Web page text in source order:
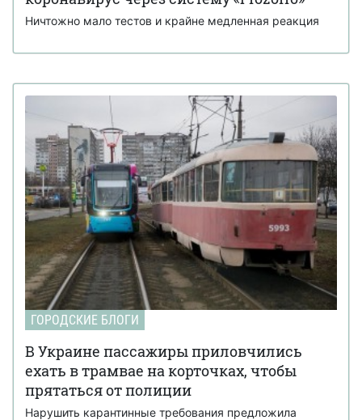
Ничтожно мало тестов и крайне медленная реакция
ГОРОДСКИЕ БЛОГИ
В Украине пассажиры приловчились
ехать в трамвае на корточках, чтобы
прятаться от полиции
Нарушить карантинные требования предложила